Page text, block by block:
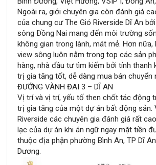
Ngoài ra, giới chuyên gia còn đánh giá
của chung cư The Gió Riverside Dĩ An
sông Đồng Nai mang đến môi trường
không gian trong lành, mát mẻ. Hơn nữa,
view sông luôn nằm trong top các sản
hàng, nhà đầu tư tìm kiếm bởi tính thanh
trị gia tăng tốt, dễ dàng mua bán chuyển
ĐƯỚNG VÀNH ĐAI 3 – DĨ AN
Vị trí và vị trí, yếu tố then chốt tác động
trị gia tăng của một dự án bất động sản.
Riverside các chuyên gia đánh giá rất
lạc của dự án khi án ngữ ngay mặt tiền
thuộc địa phận phường Bình An, TP Dĩ
Dương.